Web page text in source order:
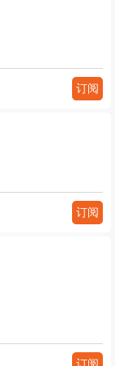
订阅
订阅
订阅